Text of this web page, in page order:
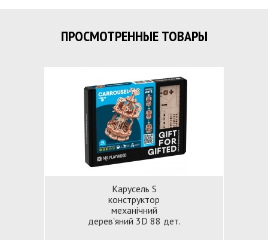
ПРОСМОТРЕННЫЕ ТОВАРЫ
Карусель S
конструктор
механічний
дерев'яний 3D 88 дет.